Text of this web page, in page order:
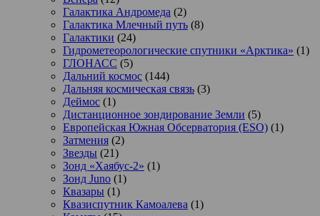
Галактика Андромеда (2)
Галактика Млечный путь (8)
Галактики (24)
Гидрометеорологические спутники «Арктика» (1)
ГЛОНАСС (5)
Дальний космос (144)
Дальняя космическая связь (3)
Деймос (1)
Дистанционное зондирование Земли (5)
Европейская Южная Обсерватория (ESO) (1)
Затмения (2)
Звезды (21)
Зонд «Хаябус-2» (1)
Зонд Juno (1)
Квазары (1)
Квазиспутник Камоалева (1)